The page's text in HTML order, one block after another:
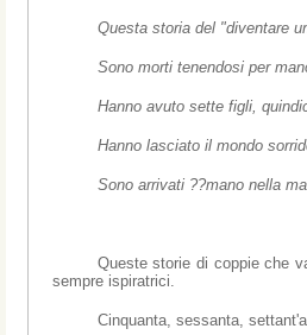
Questa storia del "diventare
Sono morti tenendosi per
Hanno avuto sette figli,
Hanno lasciato il mondo
Sono arrivati ??mano nella
Queste storie di coppie che
sempre ispiratrici.
Cinquanta, sessanta,